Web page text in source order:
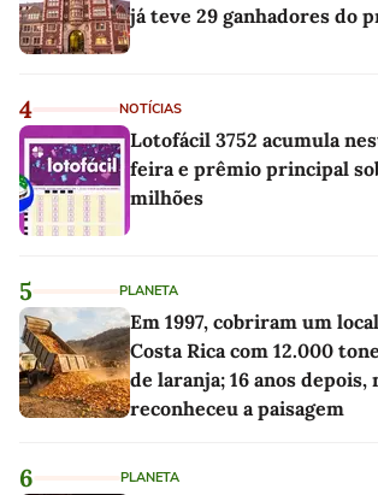
já teve 29 ganhadores do
4 NOTÍCIAS
Lotofácil 3752 acumula
feira e prêmio principal
milhões
5 PLANETA
Em 1997, cobriram um
Costa Rica com 12.000
de laranja; 16 anos depois,
reconheceu a paisagem
6 PLANETA